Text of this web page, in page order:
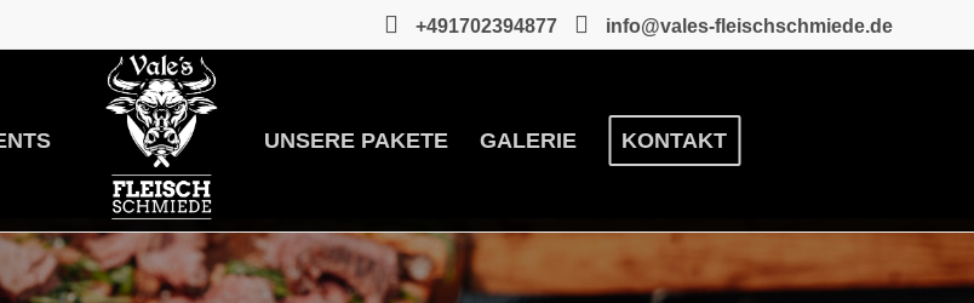
+491702394877 info@vales-fleischschmiede.de
UNSERE PAKETE GALERIE KONTAKT